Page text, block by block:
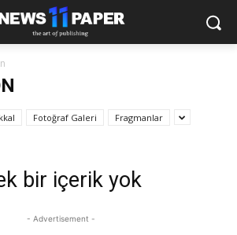
Fotoğraf Galeri Fragmanlar
bir içerik yok
- Advertisement -